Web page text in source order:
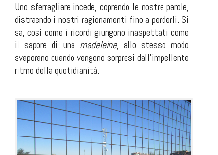
Uno sferragliare incede, coprendo le nostre parole,
distraendo i nostri ragionamenti fino a perderli. Si
sa, così come i ricordi giungono inaspettati come
il sapore di una madeleine, allo stesso modo
svaporano quando vengono sorpresi dall'impellente
ritmo della quotidianità.